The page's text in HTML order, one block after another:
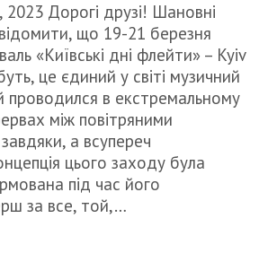
2023 Дорогі друзі! Шановні
що 19-21 березня
«Київські дні флейти» – Kyiv
це єдиний у світі музичний
проводился в екстремальному
між повітряними
а всупереч
цього заходу була
під час його
за все, той,…